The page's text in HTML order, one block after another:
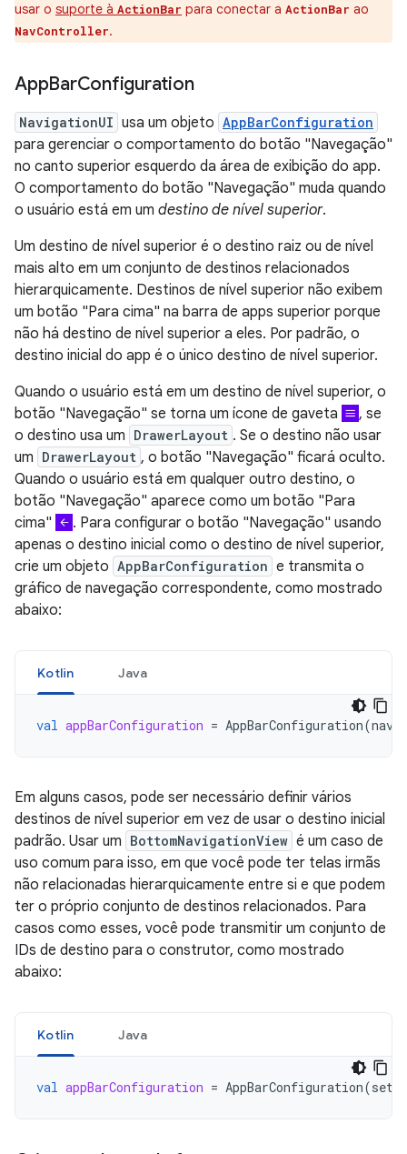
usar o suporte à ActionBar para conectar a ActionBar ao
NavController.
AppBarConfiguration
NavigationUI usa um objeto AppBarConfiguration
para gerenciar o comportamento do botão "Navegação"
no canto superior esquerdo da área de exibição do app.
O comportamento do botão "Navegação" muda quando
o usuário está em um destino de nível superior.
Um destino de nível superior é o destino raiz ou de nível
mais alto em um conjunto de destinos relacionados
hierarquicamente. Destinos de nível superior não exibem
um botão "Para cima" na barra de apps superior porque
não há destino de nível superior a eles. Por padrão, o
destino inicial do app é o único destino de nível superior.
Quando o usuário está em um destino de nível superior, o
botão "Navegação" se torna um ícone de gaveta
, se
o destino usa um DrawerLayout . Se o destino não usar
um DrawerLayout , o botão "Navegação" ficará oculto.
Quando o usuário está em qualquer outro destino, o
botão "Navegação" aparece como um botão "Para
cima"
. Para configurar o botão "Navegação" usando
apenas o destino inicial como o destino de nível superior,
crie um objeto AppBarConfiguration e transmita o
gráfico de navegação correspondente, como mostrado
abaixo:
Kotlin Java
val appBarConfiguration = AppBarConfiguration(
Em alguns casos, pode ser necessário definir vários
destinos de nível superior em vez de usar o destino inicial
padrão. Usar um BottomNavigationView é um caso de
uso comum para isso, em que você pode ter telas irmãs
não relacionadas hierarquicamente entre si e que podem
ter o próprio conjunto de destinos relacionados. Para
casos como esses, você pode transmitir um conjunto de
IDs de destino para o construtor, como mostrado
abaixo:
Kotlin Java
val appBarConfiguration = AppBarConfiguration(